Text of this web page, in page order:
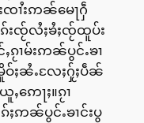
ၸၢႆးဢၼ်မေႃႁဵ
းၸႂ်လႆႈၶႆႈၸႂ်ထူပ်း
ၢမ်းဢၼ်ပွင်ႉၶၢ
ႈၼႆႉလႄႈႁႂ်ႈပဵၼ်
ဢေႃႈ။ၵႂၢ
ႈဢၼ်ပွင်ႉၶၢင်းပွ